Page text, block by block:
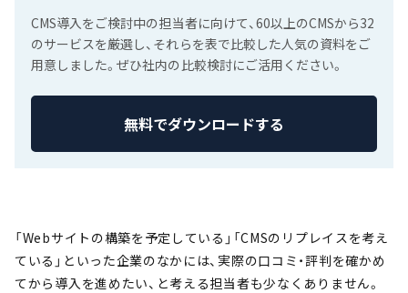
CMS導入をご検討中の担当者に向けて、60以上のCMSから32
のサービスを厳選し、それらを表で比較した人気の資料をご
用意しました。ぜひ社内の比較検討にご活用ください。
無料でダウンロードする
「Webサイトの構築を予定している」「CMSのリプレイスを考え
ている」といった企業のなかには、実際の口コミ・評判を確かめ
てから導入を進めたい、と考える担当者も少なくありません。